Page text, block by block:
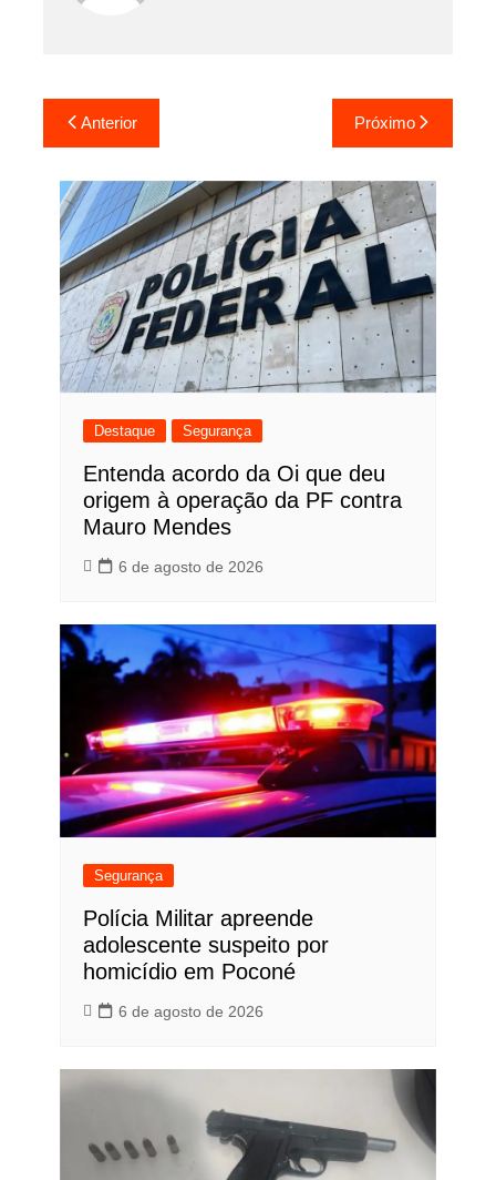
Navegação
de
Post
Anterior Próximo
Destaque Segurança
Entenda acordo da Oi que deu
origem à operação da PF contra
Mauro Mendes
6 de agosto de 2026
Segurança
Polícia Militar apreende
adolescente suspeito por
homicídio em Poconé
6 de agosto de 2026